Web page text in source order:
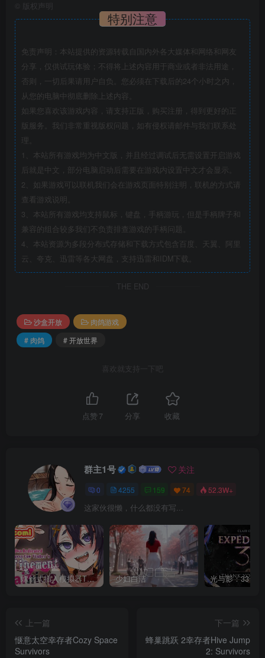
版权声明
特别注意
免责声明：本站提供的资源转载自国内外各大媒体和网络和网友
分享，仅供试玩体验；不得将上述内容用于商业或者非法用途，
否则，一切后果请用户自负。您必须在下载后的24个小时之内，
从您的电脑中彻底删除上述内容。
如果您喜欢该游戏内容，请支持正版，购买注册，得到更好的正
版服务。我们非常重视版权问题，如有侵权请邮件与我们联系处
理。
1、本站所有游戏均为中文版，并且经过调试后无需设置开启游戏
后就是中文，部分电脑启动后需要在游戏内设置中文才会显示。
2、如果游戏可以联机我们会在游戏页面特别注明，联机的方式请
查看游戏说明。
3、本站所有游戏均支持鼠标，键盘，手柄游玩，但是手柄牌子和
兼容的组合较多我们不负责排查游戏的手柄问题。
4、本站资源为多段分布式存储和下载方式包含百度、天翼、阿里
云、夸克、迅雷等各大网盘，支持迅雷和IDM下载。
THE END
沙盒开放
肉鸽游戏
# 肉鸽
# 开放世界
喜欢就支持一下吧
点赞 7 分享 收藏
群主1号 关注
0 4255 159 74 52.3W+
这家伙很懒，什么都没有写...
螺丝式插入模拟器TMA02 少妇白洁
上一篇
惬意太空幸存者Cozy Space
Survivors
下一篇
蜂巢跳跃 2幸存者Hive Jump
2: Survivors